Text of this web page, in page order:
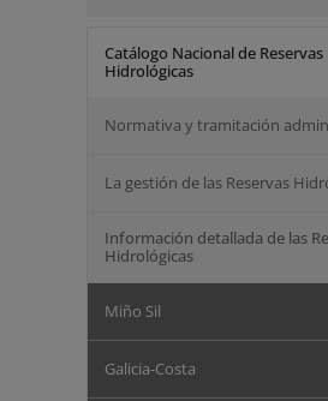
Catálogo Nacional de Reservas
Hidrológicas
Normativa y tramitación
La gestión de las Reservas
Información detallada de las
Hidrológicas
Miño Sil
Galicia-Costa